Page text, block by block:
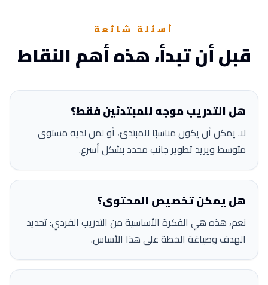
أسئلة شائعة
قبل أن تبدأ، هذه أهم النقاط
هل التدريب موجه للمبتدئين فقط؟
لا. يمكن أن يكون مناسبًا للمبتدئ، أو لمن لديه مستوى
متوسط ويريد تطوير جانب محدد بشكل أسرع.
هل يمكن تخصيص المحتوى؟
نعم، هذه هي الفكرة الأساسية من التدريب الفردي: تحديد
الهدف وصياغة الخطة على هذا الأساس.